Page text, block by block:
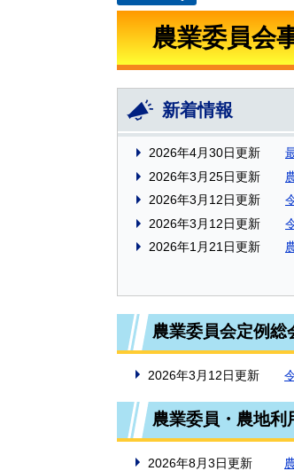
農業委員会
新着情報
2026年4月30日更新
2026年3月25日更新
2026年3月12日更新
2026年3月12日更新
2026年1月21日更新
農業委員会定例総
2026年3月12日更新
農業委員・農地利
2026年8月3日更新